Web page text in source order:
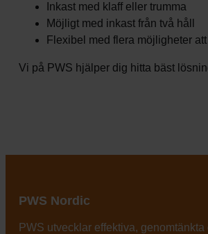
Inkast med klaff eller trumma
Möjligt med inkast från två håll
Flexibel med flera möjligheter
Vi på PWS hjälper dig hitta bäst
PWS Nordic
PWS utvecklar effektiva, genomtänkta